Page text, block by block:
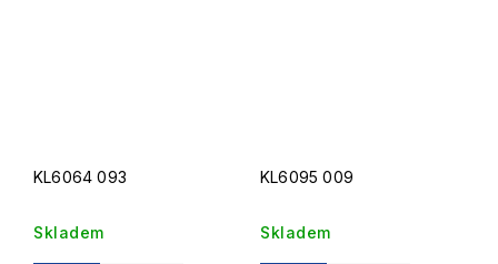
KL6064 093
Skladem
KL6095 009
Skladem